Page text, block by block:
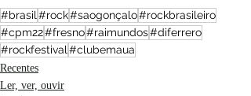
#brasil #rock#saogonçalo#rockbrasileiro
#cpm22#fresno#raimundos#diferrero
#rockfestival #clubemaua
Recentes
Ler, ver, ouvir